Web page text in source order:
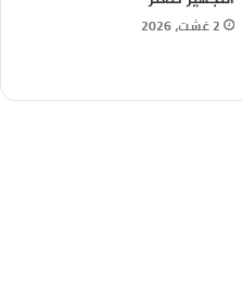
2 غشت، 2026